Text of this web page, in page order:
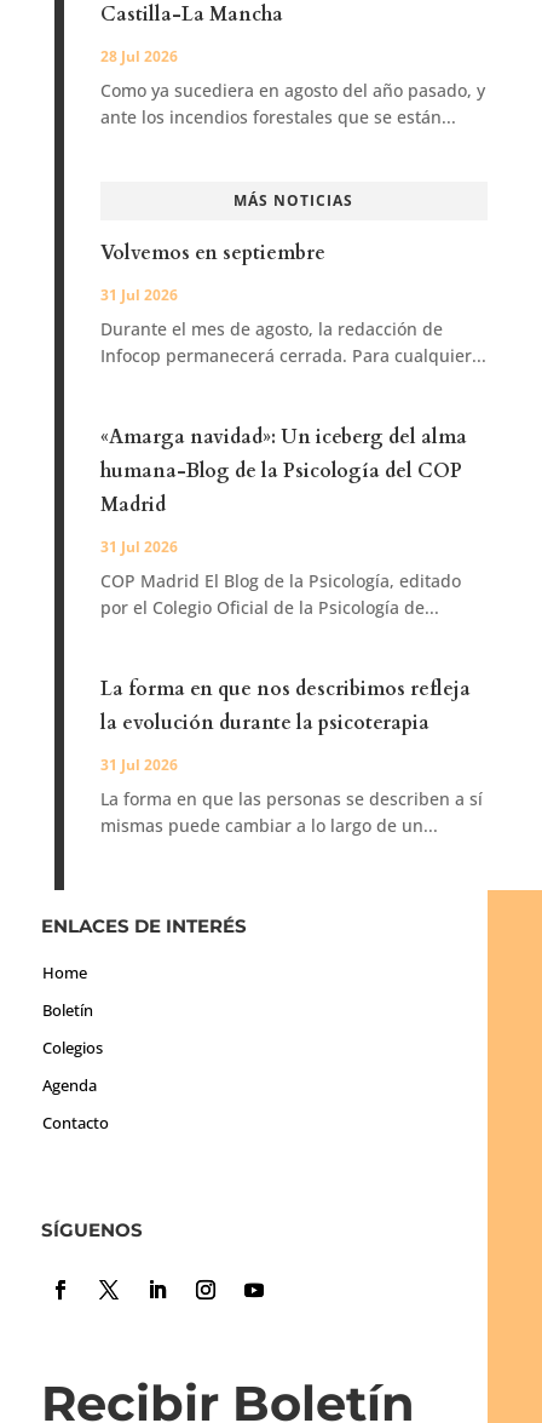
Castilla-La Mancha
28 Jul 2026
Como ya sucediera en agosto del año pasado, y
ante los incendios forestales que se están...
MÁS NOTICIAS
Volvemos en septiembre
31 Jul 2026
Durante el mes de agosto, la redacción de
Infocop permanecerá cerrada. Para cualquier...
«Amarga navidad»: Un iceberg del alma
humana-Blog de la Psicología del COP
Madrid
31 Jul 2026
COP Madrid El Blog de la Psicología, editado
por el Colegio Oficial de la Psicología de...
La forma en que nos describimos refleja
la evolución durante la psicoterapia
31 Jul 2026
La forma en que las personas se describen a sí
mismas puede cambiar a lo largo de un...
ENLACES DE INTERÉS
Home
Boletín
Colegios
Agenda
Contacto
SÍGUENOS
Recibir Boletín